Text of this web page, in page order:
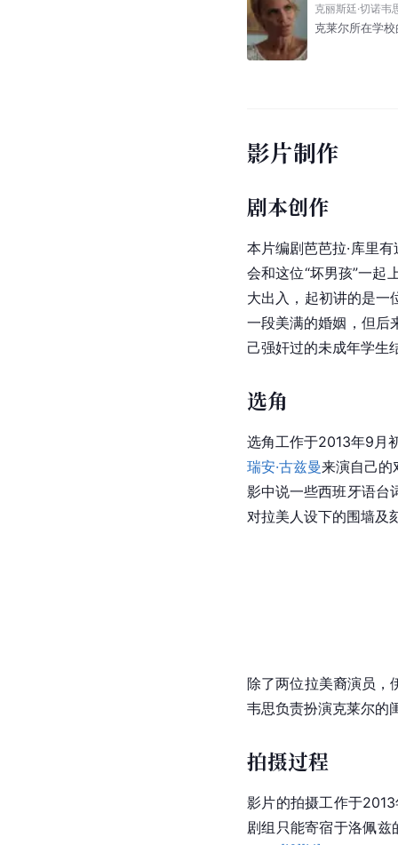
克丽斯廷·切诺韦
克莱尔所在学
影片制作
剧本创作
本片编剧芭芭拉·库里
会和这位“坏男孩”一起
大出入，起初讲的是一
一段美满的婚姻，但后
己强奸过的未成年学生
选角
选角工作于2013年9月
瑞安·古兹曼来演自己的
影中说一些西班牙语台
对拉美人设下的围墙及
除了两位拉美裔演员，
韦思负责扮演克莱尔的
拍摄过程
影片的拍摄工作于
剧组只能寄宿于洛佩兹